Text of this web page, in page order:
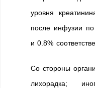
уровня
после инфузии
и 0.8%
Со стороны
лихорадка;